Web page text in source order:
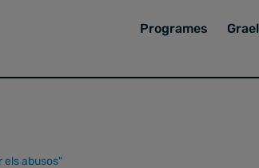
Programes
els abusos"